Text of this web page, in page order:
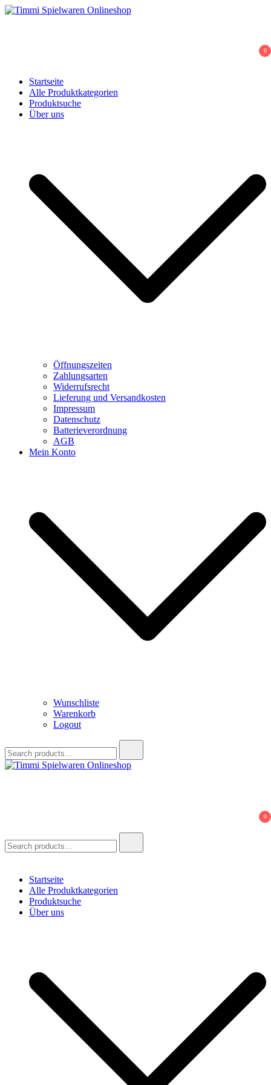
Skip
0
Startseite
Alle Produktkategorien
Produktsuche
Über uns
Öffnungszeiten
Zahlungsarten
Widerrufsrecht
Lieferung und Versandkosten
Impressum
Datenschutz
Batterieverordnung
AGB
Mein Konto
Wunschliste
Warenkorb
Logout
for:
0
for:
Startseite
Alle Produktkategorien
Produktsuche
Über uns